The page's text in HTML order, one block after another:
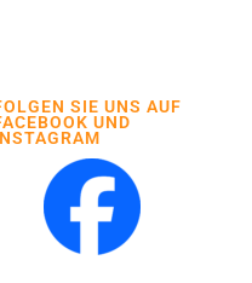
SIE UNS AUF
UND